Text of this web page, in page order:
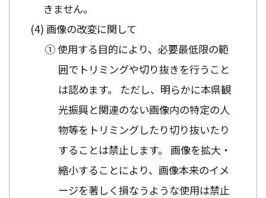
きません。
画像の改変に関して
① 使用する目的により、必要最低限の範
囲でトリミングや切り抜きを行うこと
は認めます。 ただし、明らかに本県観
光振興と関連のない画像内の特定の人
物等をトリミングしたり切り抜いたり
することは禁止します。 画像を拡大・
縮小することにより、画像本来のイメ
ージを著しく損なうような使用は禁止